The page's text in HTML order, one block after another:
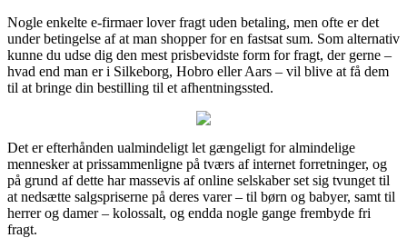
Nogle enkelte e-firmaer lover fragt uden betaling, men ofte er det
under betingelse af at man shopper for en fastsat sum. Som alternativ
kunne du udse dig den mest prisbevidste form for fragt, der gerne –
hvad end man er i Silkeborg, Hobro eller Aars – vil blive at få dem
til at bringe din bestilling til et afhentningssted.
Det er efterhånden ualmindeligt let gængeligt for almindelige
mennesker at prissammenligne på tværs af internet forretninger, og
på grund af dette har massevis af online selskaber set sig tvunget til
at nedsætte salgspriserne på deres varer – til børn og babyer, samt til
herrer og damer – kolossalt, og endda nogle gange frembyde fri
fragt.